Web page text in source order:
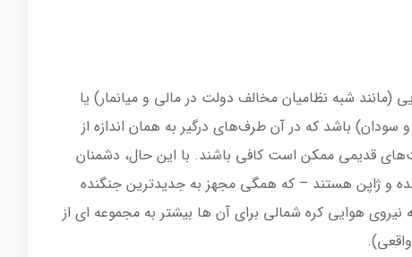
شبه نظامیان مخالف دولت در مالی و میانمار) یا
سودان) باشد که در آن طرف‌های درگیر به همان اندازه از
قدیمی ممکن است کافی باشند. با این حال، دشمنان
و ژاپن هستند – که همگی مجهز به جدیدترین جنگنده
معنی که نیروی هوایی کره شمالی برای آن ها بیشتر به مجموعه ای از